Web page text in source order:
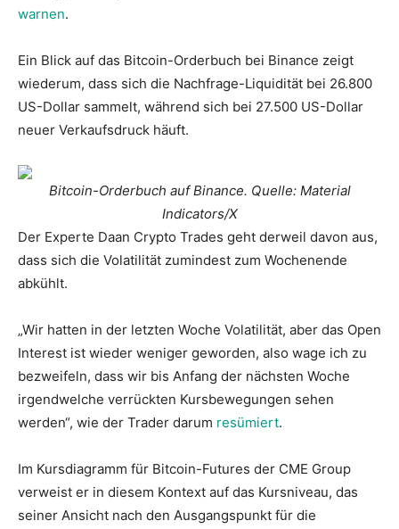
warnen.
Ein Blick auf das Bitcoin-Orderbuch bei Binance zeigt
wiederum, dass sich die Nachfrage-Liquidität bei 26.800
US-Dollar sammelt, während sich bei 27.500 US-Dollar
neuer Verkaufsdruck häuft.
Bitcoin-Orderbuch auf Binance. Quelle: Material
Indicators/X
Der Experte Daan Crypto Trades geht derweil davon aus,
dass sich die Volatilität zumindest zum Wochenende
abkühlt.
„Wir hatten in der letzten Woche Volatilität, aber das Open
Interest ist wieder weniger geworden, also wage ich zu
bezweifeln, dass wir bis Anfang der nächsten Woche
irgendwelche verrückten Kursbewegungen sehen
werden“, wie der Trader darum resümiert.
Im Kursdiagramm für Bitcoin-Futures der CME Group
verweist er in diesem Kontext auf das Kursniveau, das
seiner Ansicht nach den Ausgangspunkt für die